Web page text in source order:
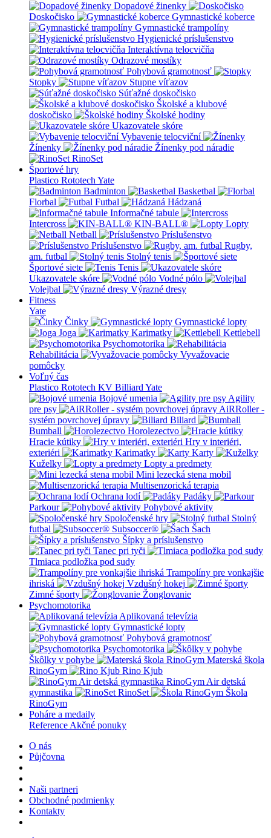
Dopadové žinenky
Doskočisko
Gymnastické koberce
Gymnastické trampolíny
Hygienické príslušenstvo
Interaktívna telocvičňa
Odrazové mostíky
Pohybová gramotnosť
Stopky
Stupne víťazov
Súťažné doskočisko
Školské a klubové
doskočisko
Školské hodiny
Ukazovatele skóre
Vybavenie telocviční
Žínenky
Žínenky pod náradie
RinoSet
Športové hry
Plastico Rototech Yate
Badminton
Basketbal
Florbal
Futbal
Hádzaná
Informačné tabule
Intercross
KIN-BALL®
Lopty
Netball
Príslušenstvo
Príslušenstvo
Rugby,
am. futbal
Stolný tenis
Športové siete
Tenis
Ukazovatele skóre
Vodné pólo
Volejbal
Výrazné dresy
Fitness
Yate
Činky
Gymnastické lopty
Joga
Karimatky
Kettlebell
Psychomotorika
Rehabilitácia
Vyvažovacie
pomôcky
Voľný čas
Plastico Rototech KV Billiard Yate
Bojové umenia
Agility
pre psy
AiRRoller -
systém povrchovej úpravy
Biliard
Bumball
Horolezectvo
Hracie kútiky
Hry v interiéri,
exteriéri
Karimatky
Karty
Kuželky
Lopty a predmety
Mini lezecká stena mobil
Multisenzorická terapia
Ochrana lodí
Padáky
Parkour
Pohybové aktivity
Spoločenské hry
Stolný
futbal
Subsoccer®
Šach
Šípky a príslušenstvo
Tanec pri tyči
Tlmiaca podložka pod sudy
Trampolíny pre vonkajšie
ihriská
Vzdušný hokej
Zimné športy
Žonglovanie
Psychomotorika
Aplikovaná televízia
Gymnastické lopty
Pohybová gramotnosť
Psychomotorika
Škôlky v pohybe
Materská škola
RinoGym
Rino Kjub
RinoGym Air detská
gymnastika
RinoSet
Škola
RinoGym
Poháre a medaily
Reference Akčné ponuky
O nás
Půjčovna
Naši partneri
Obchodné podmienky
Kontakty